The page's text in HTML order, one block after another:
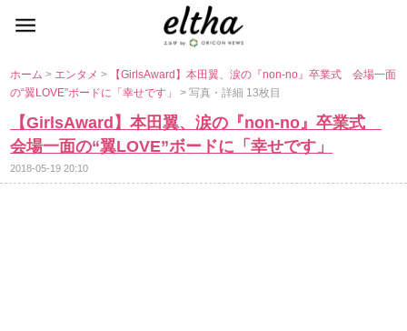
ホーム> エンタメ>
【GirlsAward】本田翼、涙の『non-no』卒業式 会場一面
の“翼LOVE”ボードに「幸せです」> 写真・詳細 13枚目
【GirlsAward】本田翼、涙の『non-no』卒業式
会場一面の“翼LOVE”ボードに「幸せです」
2018-05-19 20:10